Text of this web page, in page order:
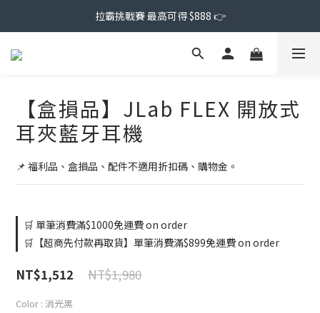
拉霸挑戰賽 最高可得 $888 👉
【盒損品】JLab FLEX 開放式
耳夾藍牙耳機
📌 福利品、盒損品、配件不適用折扣碼、購物金。
🛒 單筆消費滿$1000免運費 on order
🛒【超商先付款再取貨】單筆消費滿$899免運費 on order
NT$1,980
NT$1,512
Color : 消光黑